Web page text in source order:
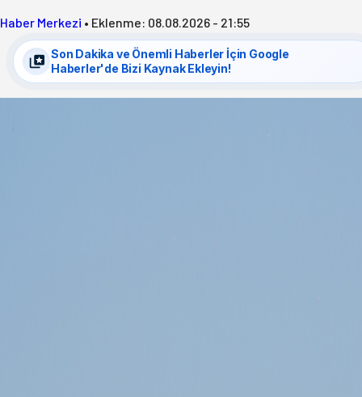
Haber Merkezi • Eklenme: 08.08.2026 - 21:55
Son Dakika ve Önemli Haberler İçin Google
Haberler'de Bizi Kaynak Ekleyin!